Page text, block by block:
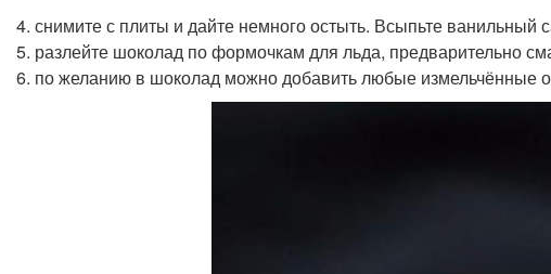
4. снимите с плиты и дайте немного остыть. Всыпьте ванильный
5. разлейте шоколад по формочкам для льда, предварительно
6. по желанию в шоколад можно добавить любые измельчённые